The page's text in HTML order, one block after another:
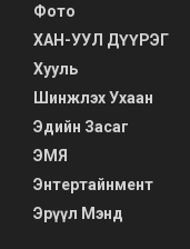
Фото
ХАН-УУЛ ДҮҮРЭГ
Хууль
Шинжлэх Ухаан
Эдийн Засаг
ЭМЯ
Энтертайнмент
Эрүүл Мэнд